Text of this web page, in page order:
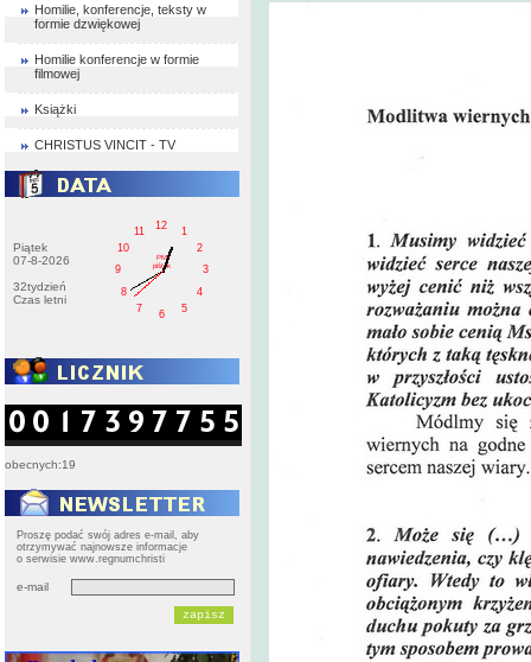
Homilie, konferencje, teksty w
formie dzwiękowej
Homilie konferencje w formie
filmowej
Książki
CHRISTUS VINCIT - TV
Piątek
07-8-2026
32tydzień
Czas letni
1
2
3
4
5
6
7
8
9
10
11
12
PM
pištek
obecnych:19
Proszę podać swój adres e-mail, aby
otrzymywać najnowsze informacje
o serwisie www.regnumchristi
e-mail